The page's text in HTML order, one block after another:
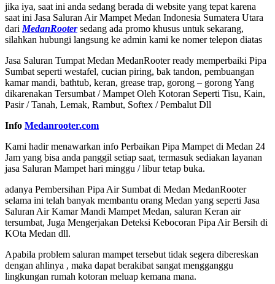
jika iya, saat ini anda sedang berada di website yang tepat karena
saat ini Jasa Saluran Air Mampet Medan Indonesia Sumatera Utara
dari MedanRootersedang ada promo khusus untuk sekarang,
silahkan hubungi langsung ke admin kami ke nomer telepon diatas
Jasa Saluran Tumpat Medan MedanRooter ready memperbaiki Pipa
Sumbat seperti westafel, cucian piring, bak tandon, pembuangan
kamar mandi, bathtub, keran, grease trap, gorong – gorong Yang
dikarenakan Tersumbat / Mampet Oleh Kotoran Seperti Tisu, Kain,
Pasir / Tanah, Lemak, Rambut, Softex / Pembalut Dll
Info Medanrooter.com
Kami hadir menawarkan info Perbaikan Pipa Mampet di Medan 24
Jam yang bisa anda panggil setiap saat, termasuk sediakan layanan
jasa Saluran Mampet hari minggu / libur tetap buka.
adanya Pembersihan Pipa Air Sumbat di Medan MedanRooter
selama ini telah banyak membantu orang Medan yang seperti Jasa
Saluran Air Kamar Mandi Mampet Medan, saluran Keran air
tersumbat, Juga Mengerjakan Deteksi Kebocoran Pipa Air Bersih di
KOta Medan dll.
Apabila problem saluran mampet tersebut tidak segera dibereskan
dengan ahlinya , maka dapat berakibat sangat mengganggu
lingkungan rumah kotoran meluap kemana mana.